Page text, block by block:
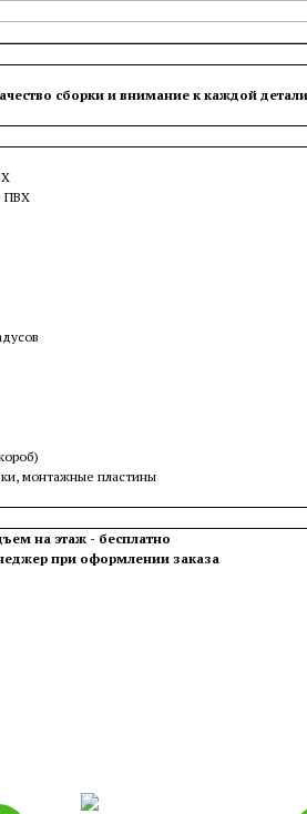
сборки и внимание к каждой
ПВХ
монтажные пластины
на этаж - бесплатно
при оформлении заказа